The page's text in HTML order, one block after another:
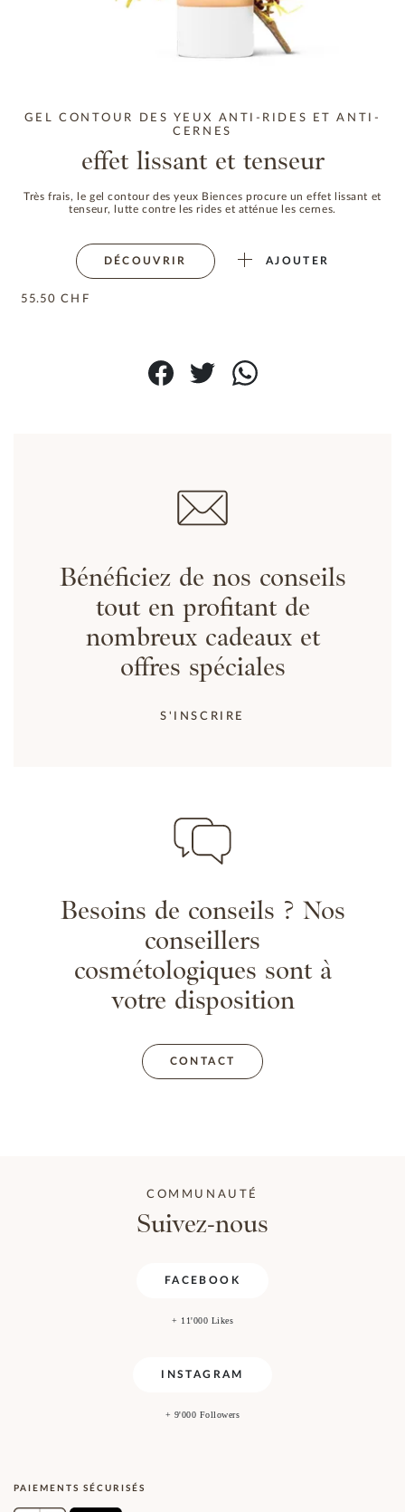
GEL CONTOUR DES YEUX ANTI-RIDES ET ANTI-
CERNES
effet lissant et tenseur
Très frais, le gel contour des yeux Biences procure un effet lissant et
tenseur, lutte contre les rides et atténue les cernes.
DÉCOUVRIR AJOUTER
55.50 CHF
Bénéficiez de nos conseils
tout en profitant de
nombreux cadeaux et
offres spéciales
S'INSCRIRE
Besoins de conseils ? Nos
conseillers
cosmétologiques sont à
votre disposition
CONTACT
COMMUNAUTÉ
Suivez-nous
FACEBOOK
+ 11'000 Likes
INSTAGRAM
+ 9'000 Followers
PAIEMENTS SÉCURISÉS